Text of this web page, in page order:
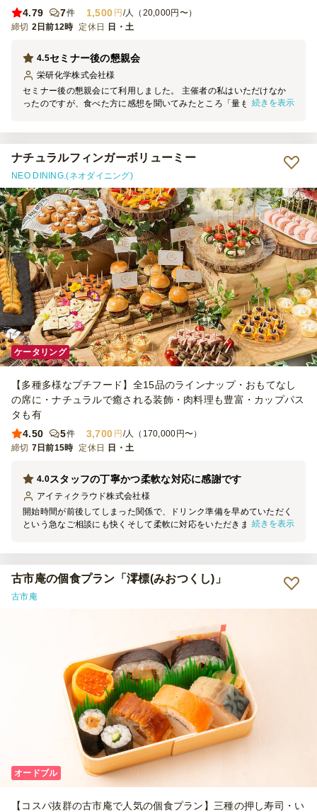
4.79
7件 1,500 円/人（20,000円〜）
締切 2日前12時 定休日 日・土
セミナー後の懇親会
4.5
栄研化学株式会社様
セミナー後の懇親会にて利用しました。 主催者の私はいただけなか
ったのですが、食べた方に感想を聞いてみたところ「量も丁度よく、
ードロスにもならず、片付けもBoxを捨てるだけなので、こちらも手
間がかからず良かったです。 機会があれば、また利用したいと思い
ます。
続きを表示
ナチュラルフィンガーボリューミー
NEO DINING.(ネオダイニング)
ケータリング
【多種多様なプチフード】全15品のラインナップ・おもてなし
の席に・ナチュラルで癒される装飾・肉料理も豊富・カップパス
タも有
4.50
5件 3,700 円/人（170,000円〜）
締切 7日前15時 定休日 日・土
スタッフの丁寧かつ柔軟な対応に感謝です
4.0
アイティクラウド株式会社様
開始時間が前後してしまった関係で、ドリンク準備を早めていただく
という急なご相談にも快くそして柔軟に対応をいただきました。 ス
続きを表示
古市庵の個食プラン「澪標(みおつくし)」
古市庵
オードブル
【コスパ抜群の古市庵で人気の個食プラン】三種の押し寿司・い